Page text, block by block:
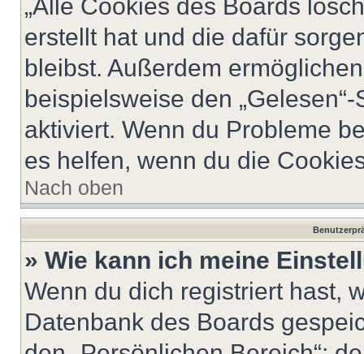
„Alle Cookies des Boards
erstellt hat und die dafür
bleibst. Außerdem
beispielsweise den
aktiviert. Wenn du Probleme
es helfen, wenn du die
Nach oben
» Wie kann ich meine
Wenn du dich registriert hast,
Datenbank des Boards